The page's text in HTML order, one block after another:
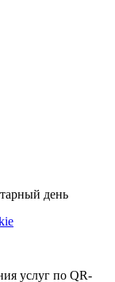
день
услуг по QR-